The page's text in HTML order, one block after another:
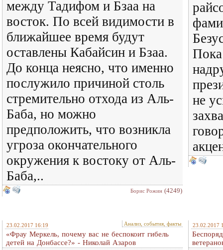
между Тадифом и Бзаа на
восток. По всей видимости в
ближайшее время будут
оставлены Кабайсин и Бзаа.
До конца неясно, что именно
послужило причиной столь
стремительно отхода из Аль-
Баба, но можно
предположить, что возникла
угроза окончательного
окружения к востоку от Аль-
Баба,..
Борис Рожин (4249)
не
23.02.2017 16:19 Анализ, события, факты
«Фрау Меркель, почему вас не беспокоит гибель
детей на Донбассе?» - Николай Азаров
23.02.2017